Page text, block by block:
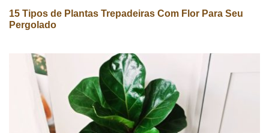
15 Tipos de Plantas Trepadeiras Com Flor Para Seu
Pergolado